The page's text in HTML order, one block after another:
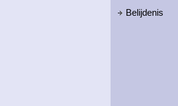
Belijdenis